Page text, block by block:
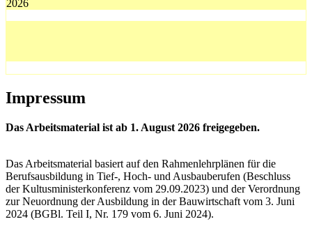
2026
Impressum
Das Arbeitsmaterial ist ab 1. August 2026 freigegeben.
Das Arbeitsmaterial basiert auf den Rahmenlehrplänen für die
Berufsausbildung in Tief-, Hoch- und Ausbauberufen (Beschluss
der Kultusministerkonferenz vom 29.09.2023) und der Verordnung
zur Neuordnung der Ausbildung in der Bauwirtschaft vom 3. Juni
2024 (BGBl. Teil I, Nr. 179 vom 6. Juni 2024).